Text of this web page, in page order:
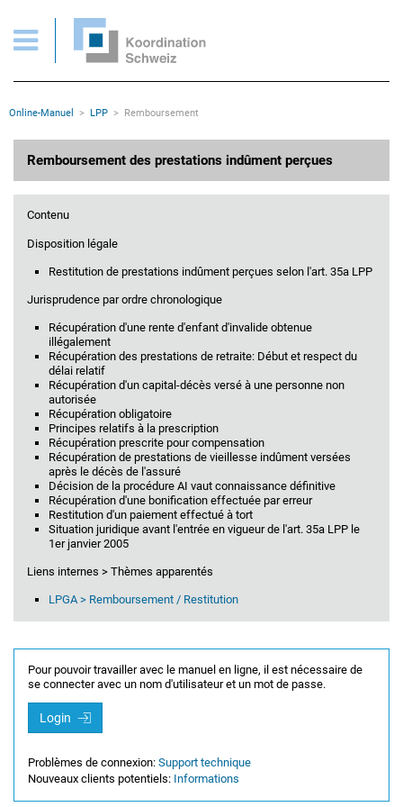
Pages importantes
Page d'accueil
Contenu
Plan du site
Rootline
Online-Manuel LPP Remboursement
Remboursement des prestations indûment perçues
Contenu
Disposition légale
Restitution de prestations indûment perçues selon l'art. 35a LPP
Jurisprudence par ordre chronologique
Récupération d'une rente d'enfant d'invalide obtenue
illégalement
Récupération des prestations de retraite: Début et respect du
délai relatif
Récupération d'un capital-décès versé à une personne non
autorisée
Récupération obligatoire
Principes relatifs à la prescription
Récupération prescrite pour compensation
Récupération de prestations de vieillesse indûment versées
après le décès de l'assuré
Décision de la procédure AI vaut connaissance définitive
Récupération d'une bonification effectuée par erreur
Restitution d'un paiement effectué à tort
Situation juridique avant l'entrée en vigueur de l'art. 35a LPP le
1er janvier 2005
Liens internes > Thèmes apparentés
LPGA > Remboursement / Restitution
Pour pouvoir travailler avec le manuel en ligne, il est nécessaire de
se connecter avec un nom d'utilisateur et un mot de passe.
Login
Problèmes de connexion: Support technique
Nouveaux clients potentiels: Informations